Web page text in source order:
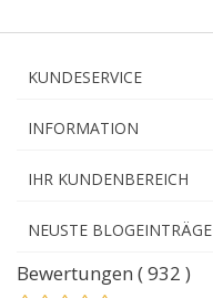
KUNDESERVICE
INFORMATION
IHR KUNDENBEREICH
NEUSTE BLOGEINTRÄGE
Bewertungen ( 932 )